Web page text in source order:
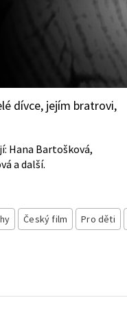
dívce, jejím bratrovi,
Hana Bartošková,
a další.
Český film Pro děti